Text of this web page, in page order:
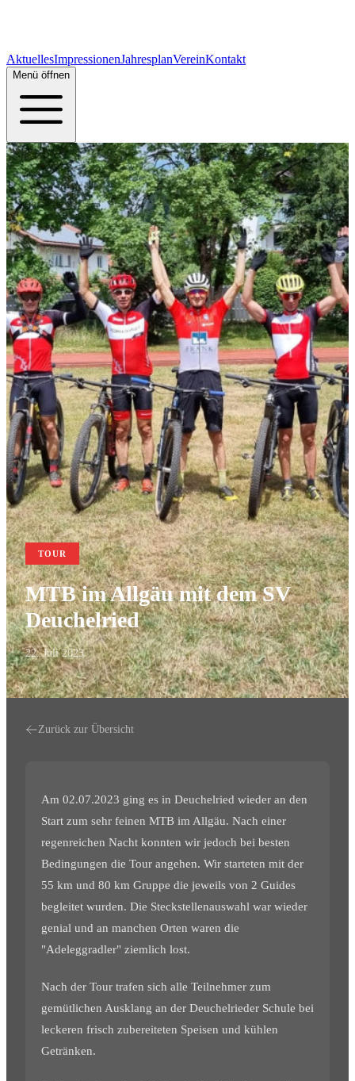
AktuellesImpressionenJahresplanVereinKontakt
Menü öffnen
TOUR
MTB im Allgäu mit dem SV
Deuchelried
22. Juli 2023
Zurück zur Übersicht
Am 02.07.2023 ging es in Deuchelried wieder an den
Start zum sehr feinen MTB im Allgäu. Nach einer
regenreichen Nacht konnten wir jedoch bei besten
Bedingungen die Tour angehen. Wir starteten mit der
55 km und 80 km Gruppe die jeweils von 2 Guides
begleitet wurden. Die Steckstellenauswahl war wieder
genial und an manchen Orten waren die
"Adeleggradler" ziemlich lost.
Nach der Tour trafen sich alle Teilnehmer zum
gemütlichen Ausklang an der Deuchelrieder Schule bei
leckeren frisch zubereiteten Speisen und kühlen
Getränken.